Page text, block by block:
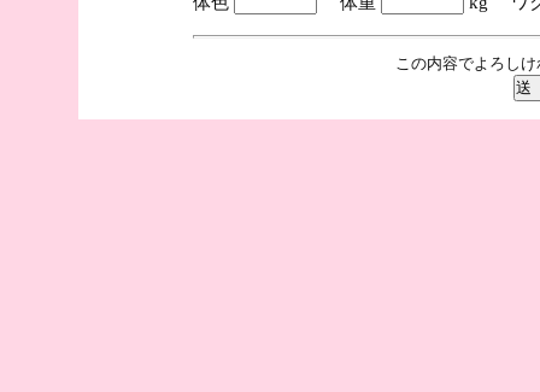
この内容でよろし